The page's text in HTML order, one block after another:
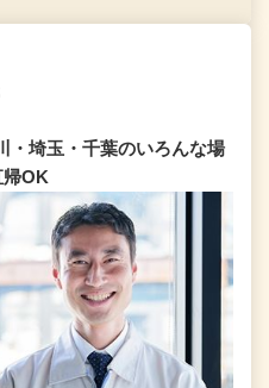
・埼玉・千葉のいろんな場
OK